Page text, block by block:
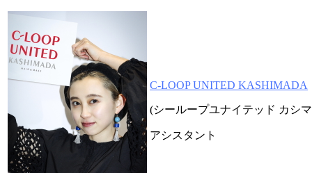
C-LOOP UNITED KASHIMADA
(シーループユナイテッド カシ
アシスタント